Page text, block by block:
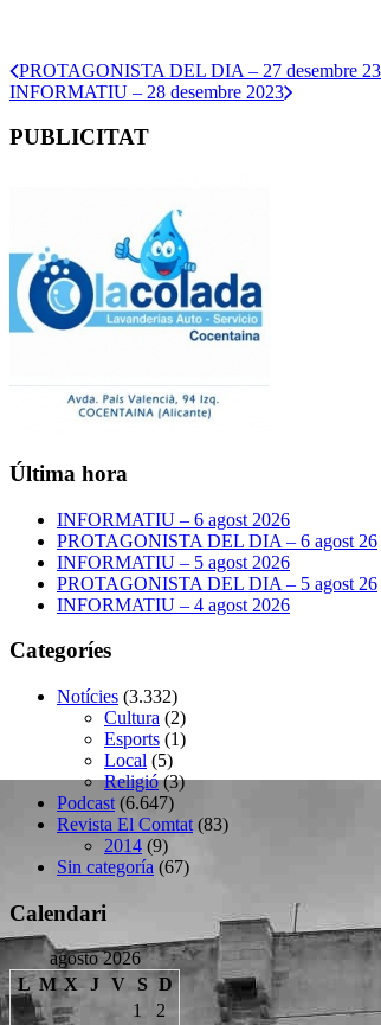
PROTAGONISTA DEL DIA – 27 desembre 23
INFORMATIU – 28 desembre 2023
PUBLICITAT
Última hora
INFORMATIU – 6 agost 2026
PROTAGONISTA DEL DIA – 6 agost 26
INFORMATIU – 5 agost 2026
PROTAGONISTA DEL DIA – 5 agost 26
INFORMATIU – 4 agost 2026
Categoríes
Notícies (3.332)
Cultura (2)
Esports (1)
Local (5)
Religió(3)
Podcast (6.647)
Revista El Comtat (83)
2014 (9)
Sin categoría (67)
Calendari
agosto 2026
L M X J V S D
1
2